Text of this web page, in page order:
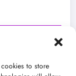
to store